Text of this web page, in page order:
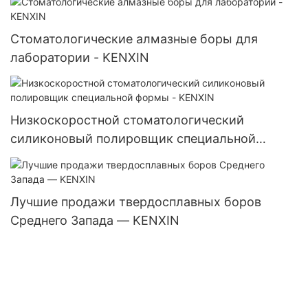
Стоматологические алмазные боры для
лаборатории - KENXIN
Низкоскоростной стоматологический
силиконовый полировщик специальной
формы - KENXIN
Лучшие продажи твердосплавных боров
Среднего Запада — KENXIN